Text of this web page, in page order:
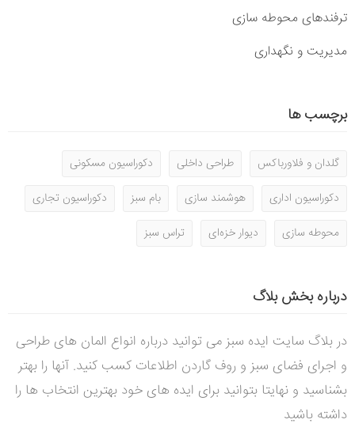
ترفندهای محوطه سازی
مدیریت و نگهداری
برچسب ها
گلدان و فلاورباکس طراحی داخلی
دکوراسیون مسکونی
دکوراسیون اداری
هوشمند سازی بام سبز
دکوراسیون تجاری
محوطه سازی
دیوار خزه‌ای تراس سبز
درباره بخش بلاگ
در بلاگ سایت ایده سبز می توانید درباره انواع المان های طراحی
و اجرای فضای سبز و روف گاردن اطلاعات کسب کنید. آنها را بهتر
بشناسید و نهایتا بتوانید برای ایده های خود بهترین انتخاب ها را
داشته باشید